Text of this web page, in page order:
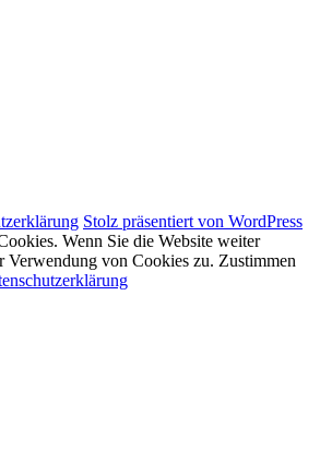
Stolz präsentiert von WordPress
Wenn Sie die Website weiter
Verwendung von Cookies zu. Zustimmen